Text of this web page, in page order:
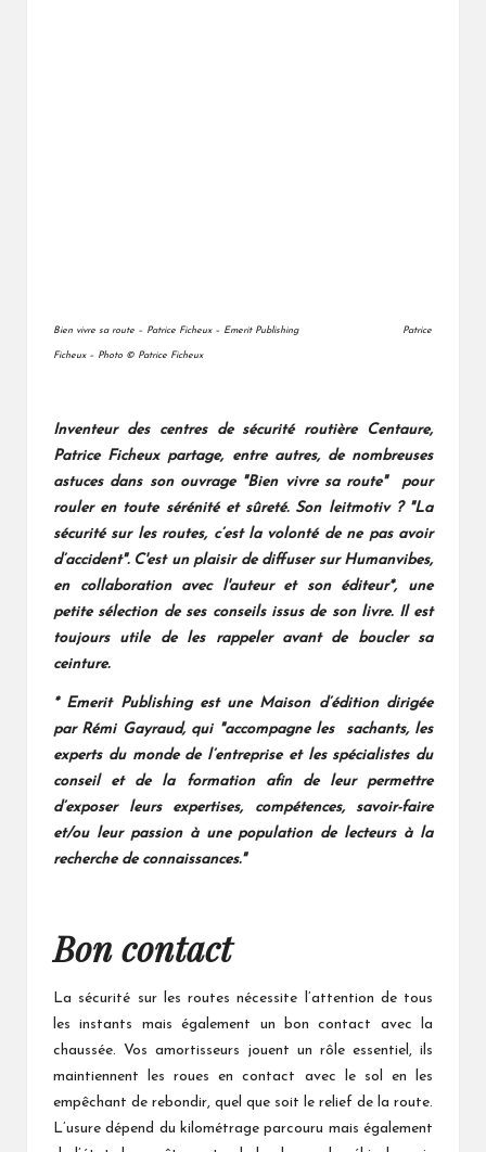
Bien vivre sa route – Patrice Ficheux – Emerit Publishing Patrice
Ficheux – Photo © Patrice Ficheux
Inventeur des centres de sécurité routière Centaure,
Patrice Ficheux partage, entre autres, de nombreuses
astuces dans son ouvrage "Bien vivre sa route" pour
rouler en toute sérénité et sûreté. Son leitmotiv ? "La
sécurité sur les routes, c’est la volonté de ne pas avoir
d’accident". C'est un plaisir de diffuser sur Humanvibes,
en collaboration avec l'auteur et son éditeur*, une
petite sélection de ses conseils issus de son livre. Il est
toujours utile de les rappeler avant de boucler sa
ceinture.
* Emerit Publishing est une Maison d’édition dirigée
par Rémi Gayraud, qui "accompagne les sachants, les
experts du monde de l’entreprise et les spécialistes du
conseil et de la formation afin de leur permettre
d’exposer leurs expertises, compétences, savoir-faire
et/ou leur passion à une population de lecteurs à la
recherche de connaissances."
Bon contact
La sécurité sur les routes nécessite l’attention de tous
les instants mais également un bon contact avec la
chaussée. Vos amortisseurs jouent un rôle essentiel, ils
maintiennent les roues en contact avec le sol en les
empêchant de rebondir, quel que soit le relief de la route.
L’usure dépend du kilométrage parcouru mais également